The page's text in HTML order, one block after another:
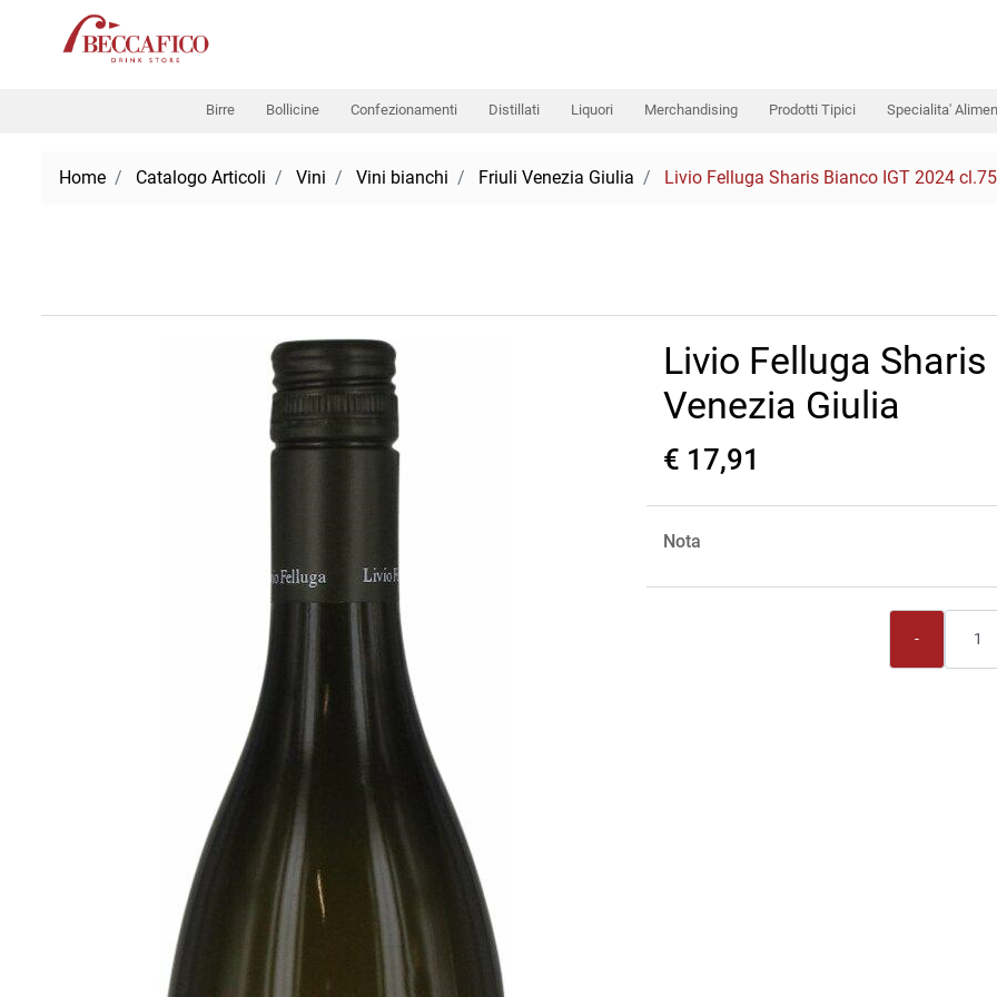
Birre Bollicine Confezionamenti Distillati Liquori Merchandising Prodotti Tipici Specialita'
Home Catalogo Articoli Vini Vini bianchi Friuli Venezia Giulia Livio Felluga Sharis Bianco IGT 2024
Livio Felluga
Venezia Giulia
€ 17,91
Nota